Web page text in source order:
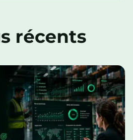
récents